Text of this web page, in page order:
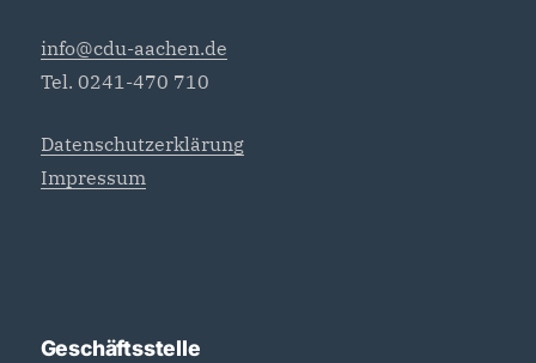
info@cdu-aachen.de
Tel. 0241-470 710
Datenschutzerklärung
Impressum
Geschäftsstelle